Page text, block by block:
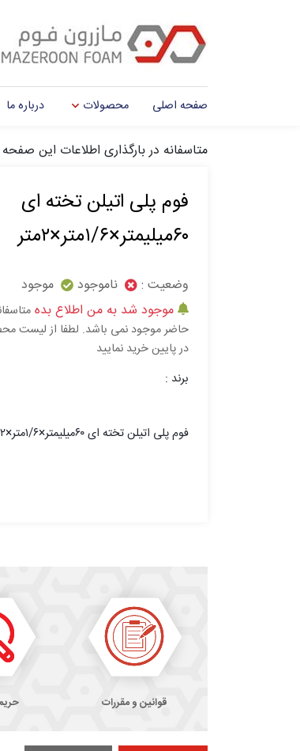
صفحه اصلی محصولات درباره ما
متاسفانه در بارگذاری اطلاعات این
فوم پلی اتیلن تخته ای
۶۰میلیمتر×۱/۶متر×۲متر
وضعیت : ناموجود
موجود
موجود شد به من اطلاع بده
حاضر موجود نمی باشد. لطفا از لیست
در پایین خرید نمایید
برند :
فوم پلی اتیلن تخته ای ۶۰میلیمتر×۱/۶متر×۲متر
قوانین و مقررات